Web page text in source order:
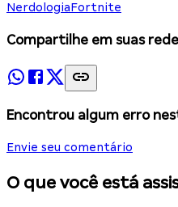
NerdologiaFortnite
Compartilhe em suas
Encontrou algum erro
Envie seu comentário
O que você está